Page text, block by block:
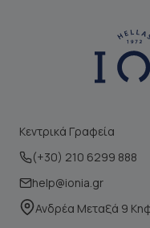
Κεντρικά Γραφεία
(+30) 210 6299 888
help@ionia.gr
Ανδρέα Μεταξά 9